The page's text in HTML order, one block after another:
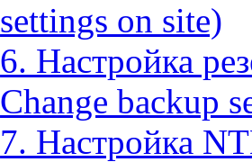
settings on site)
6. Настройка
Change backup
7. Настройка